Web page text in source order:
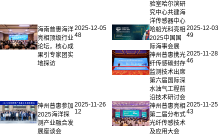
验室哈尔滨研
究中心共建海
洋传感器中心
海南普惠海洋
亮相顶级行业
论坛，核心成
果引专家团实
地探访
2025-12-05
48
哈船光科亮相
2025中国国
际海事会展
2025-12-03
49
神州普惠携光
纤传感碳封存
监测技术出席
第六届国际深
水油气工程前
沿技术研讨会
2025-11-28
46
神州普惠参加
2025海洋探
测产业融合发
展座谈会
2025-11-26
12
神州普惠亮相
第二届分布式
光纤传感技术
及应用大会
2025-11-25
43